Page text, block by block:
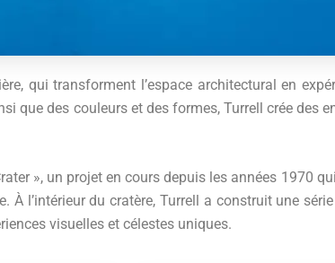
qui transforment l’espace architectural en
que des couleurs et des formes, Turrell crée des
», un projet en cours depuis les années 1970
l’intérieur du cratère, Turrell a construit une
visuelles et célestes uniques.